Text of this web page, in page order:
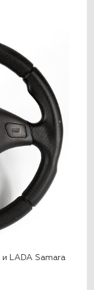
LADA Samara